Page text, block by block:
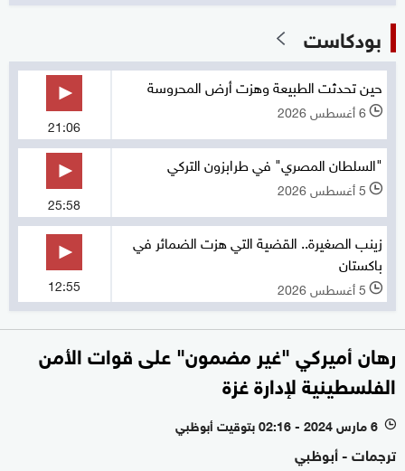
بودكاست
حين تحدثت الطبيعة وهزت أرض المحروسة
l 6 أغسطس 2026
21:06
"السلطان المصري" في طرابزون التركي
l 5 أغسطس 2026
25:58
زينب الصغيرة.. القضية التي هزت الضمائر في
باكستان
l 5 أغسطس 2026 12:55
رهان أميركي "غير مضمون" على قوات الأمن
الفلسطينية لإدارة غزة
l 6 مارس 2024 - 02:16 بتوقيت أبوظبي
ترجمات - أبوظبي